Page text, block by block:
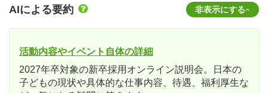
AIによる要約 非表示にする
活動内容やイベント自体の詳細
2027年卒対象の新卒採用オンライン説明会。日本の
子どもの現状や具体的な仕事内容、待遇、福利厚生な